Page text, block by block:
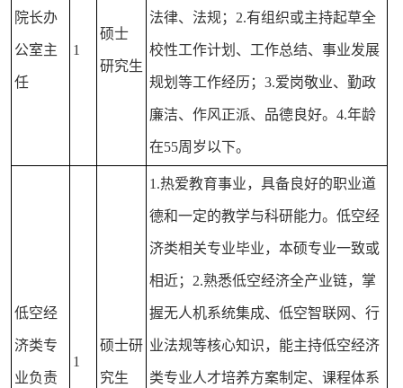
院长办
公室主
任
1
硕士
研究生
法律、法规；2.有组织或主持起草全
校性工作计划、工作总结、事业发展
规划等工作经历；3.爱岗敬业、勤政
廉洁、作风正派、品德良好。4.年龄
在55周岁以下。
低空经
济类专
业负责
1
硕士研
究生
1.热爱教育事业，具备良好的职业道
德和一定的教学与科研能力。低空经
济类相关专业毕业，本硕专业一致或
相近；2.熟悉低空经济全产业链，掌
握无人机系统集成、低空智联网、行
业法规等核心知识，能主持低空经济
类专业人才培养方案制定、课程体系